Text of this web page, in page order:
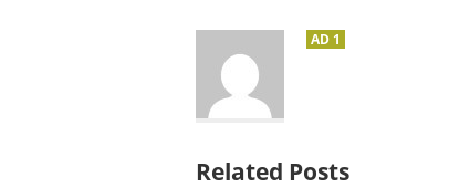
AD 1
Related Posts